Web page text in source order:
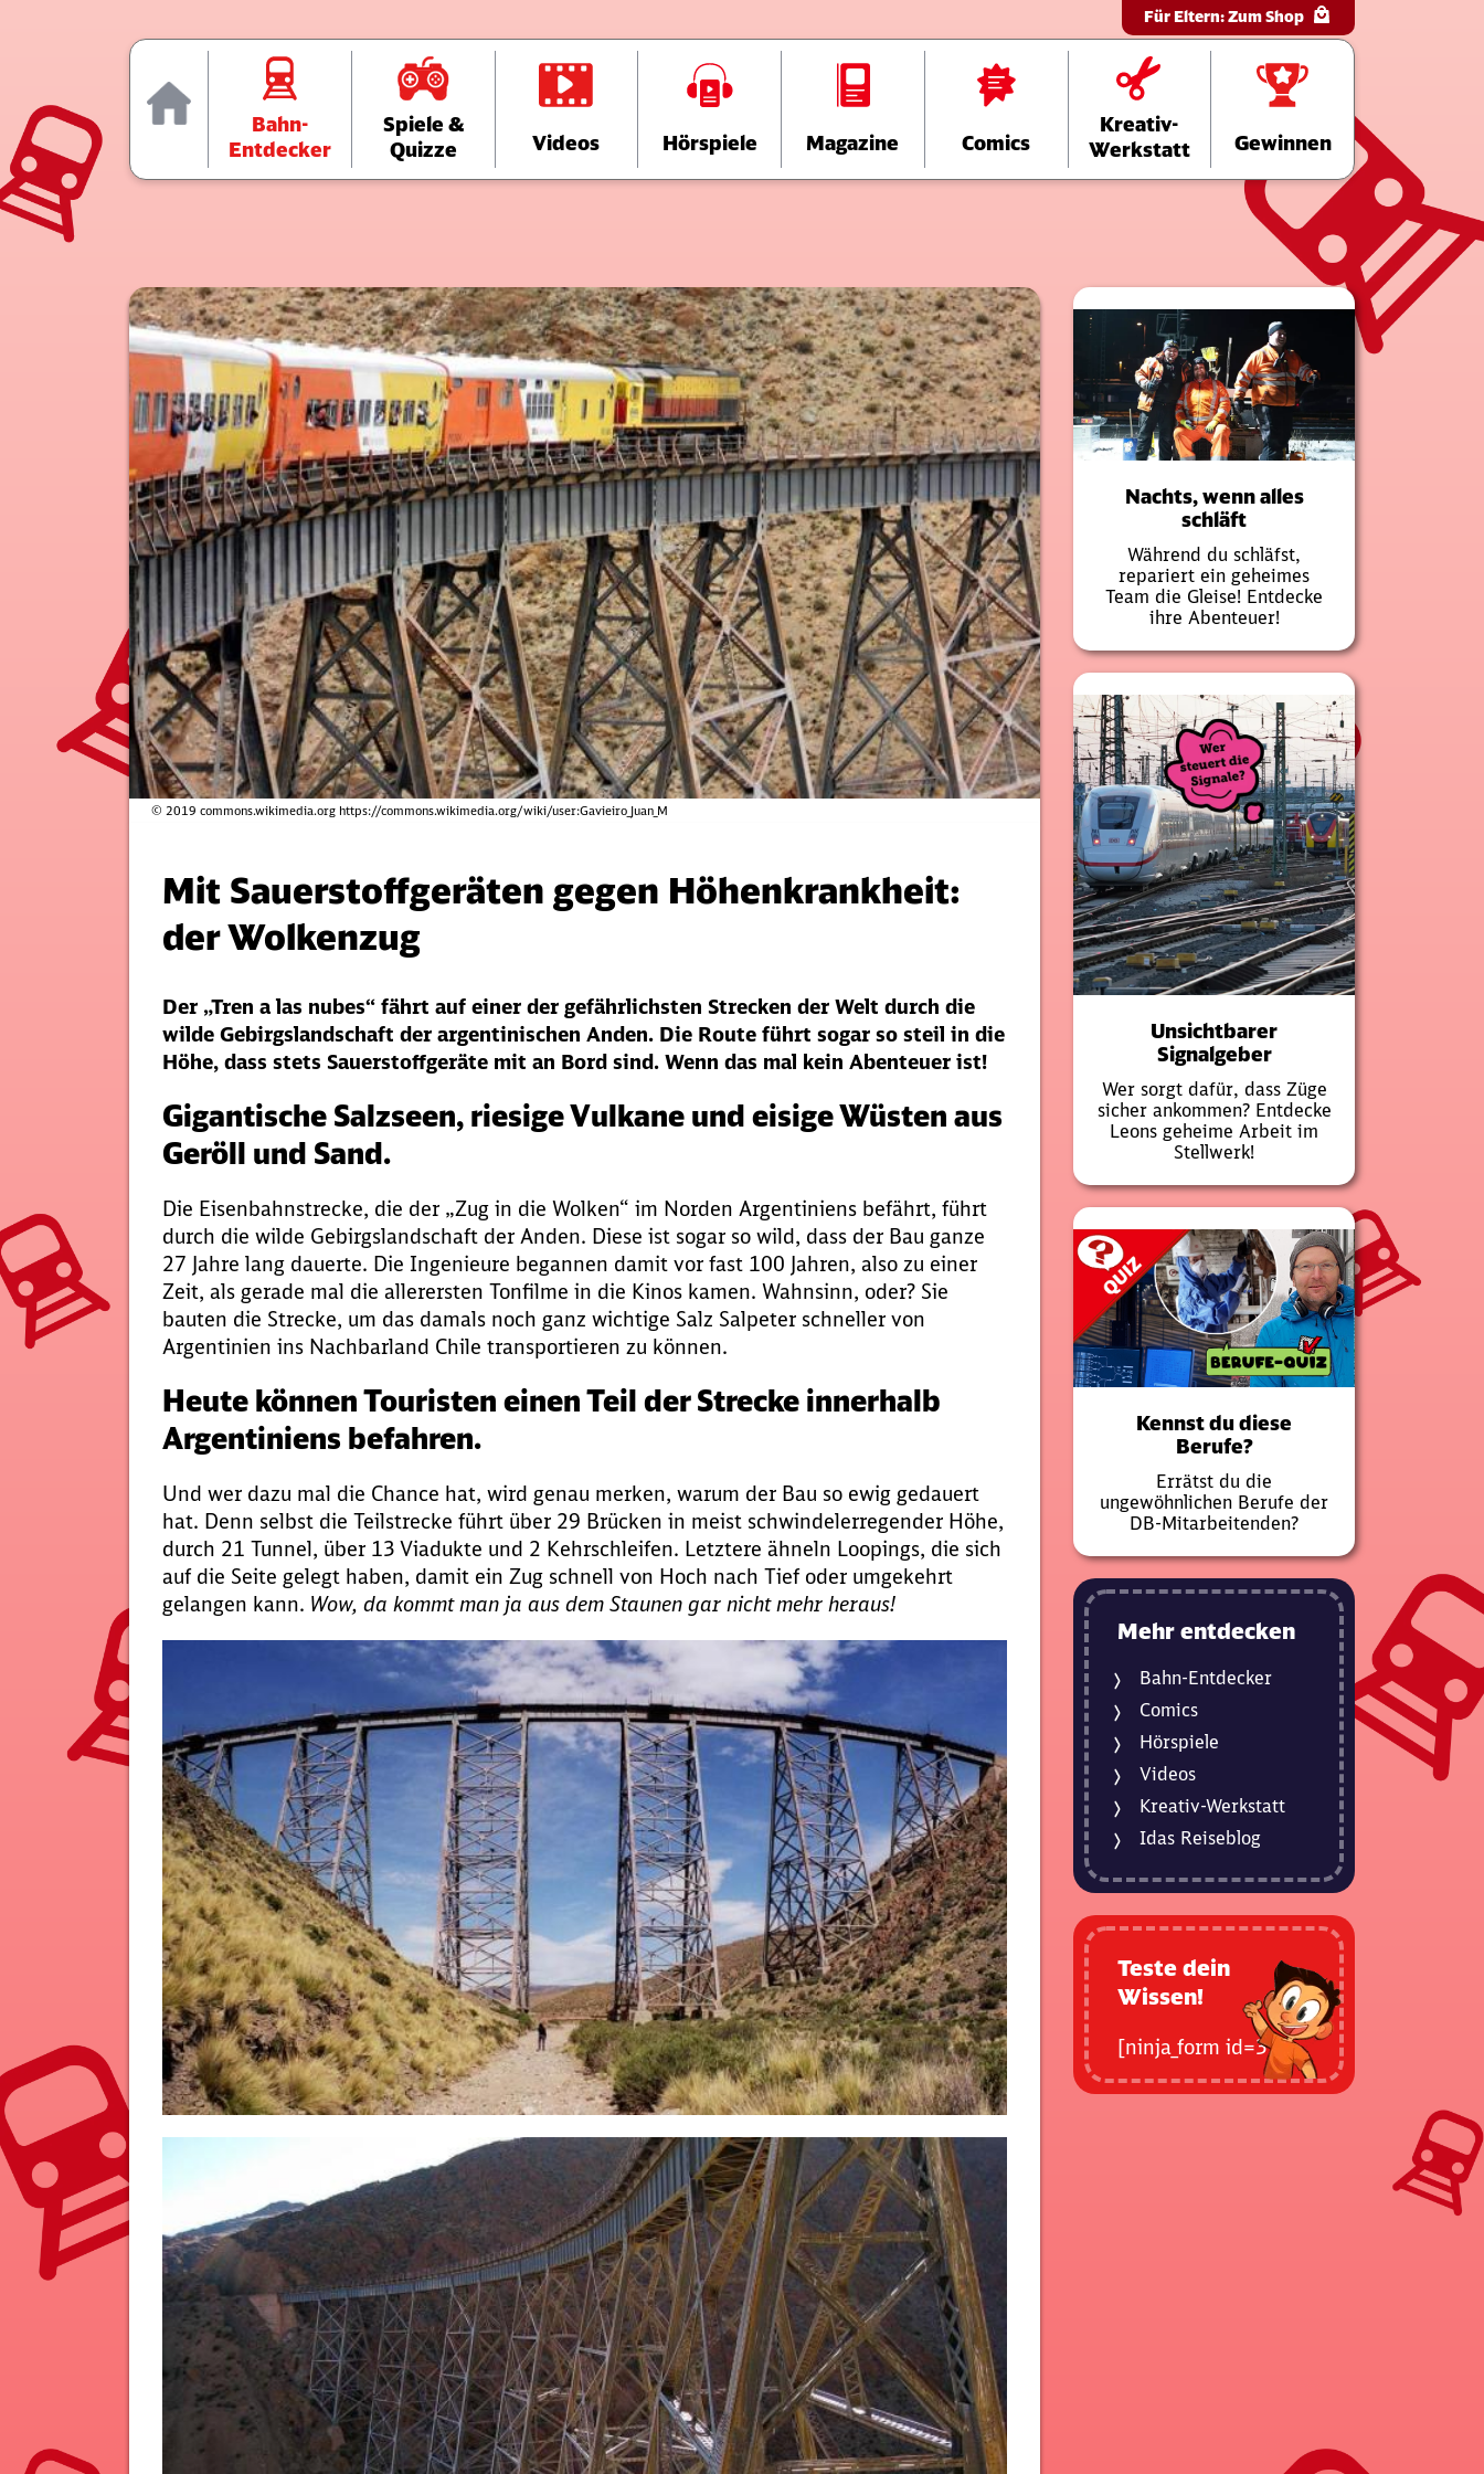
Home
Bahn-
Entdecker
Spiele &
Quizze
Videos Hörspiele Magazine Comics
Kreativ-
Werkstatt
Gewinnen
Für Eltern:Zum Shop
© 2019 commons.wikimedia.org https://commons.wikimedia.org/wiki/user:Gavieiro_Juan_M
Mit Sauerstoffgeräten gegen Höhenkrankheit:
der Wolkenzug
Der „Tren a las nubes“ fährt auf einer der gefährlichsten Strecken der Welt durch die
wilde Gebirgslandschaft der argentinischen Anden. Die Route führt sogar so steil in die
Höhe, dass stets Sauerstoffgeräte mit an Bord sind. Wenn das mal kein Abenteuer ist!
Gigantische Salzseen, riesige Vulkane und eisige Wüsten aus
Geröll und Sand.
Die Eisenbahnstrecke, die der „Zug in die Wolken“ im Norden Argentiniens befährt, führt
durch die wilde Gebirgslandschaft der Anden. Diese ist sogar so wild, dass der Bau ganze
27 Jahre lang dauerte. Die Ingenieure begannen damit vor fast 100 Jahren, also zu einer
Zeit, als gerade mal die allerersten Tonfilme in die Kinos kamen. Wahnsinn, oder? Sie
bauten die Strecke, um das damals noch ganz wichtige Salz Salpeter schneller von
Argentinien ins Nachbarland Chile transportieren zu können.
Heute können Touristen einen Teil der Strecke innerhalb
Argentiniens befahren.
Und wer dazu mal die Chance hat, wird genau merken, warum der Bau so ewig gedauert
hat. Denn selbst die Teilstrecke führt über 29 Brücken in meist schwindelerregender Höhe,
durch 21 Tunnel, über 13 Viadukte und 2 Kehrschleifen. Letztere ähneln Loopings, die sich
auf die Seite gelegt haben, damit ein Zug schnell von Hoch nach Tief oder umgekehrt
gelangen kann. Wow, da kommt man ja aus dem Staunen gar nicht mehr heraus!
Nachts, wenn alles
schläft
Während du schläfst,
repariert ein geheimes
Team die Gleise! Entdecke
ihre Abenteuer!
Unsichtbarer
Signalgeber
​Wer sorgt dafür, dass Züge
sicher ankommen? Entdecke
Leons geheime Arbeit im
Stellwerk!
Kennst du diese
Berufe?
Errätst du die
ungewöhnlichen Berufe der
DB-Mitarbeitenden?
Mehr entdecken
Bahn-Entdecker
Comics
Hörspiele
Videos
Kreativ-Werkstatt
Idas Reiseblog
Teste dein
Wissen!
[ninja_form id=32]